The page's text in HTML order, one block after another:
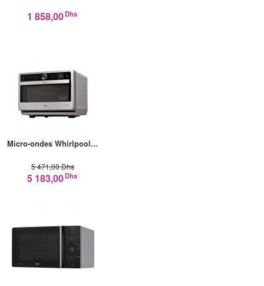
1 858,00Dhs
Micro-ondes Whirlpool…
5 471,00 Dhs
5 183,00Dhs